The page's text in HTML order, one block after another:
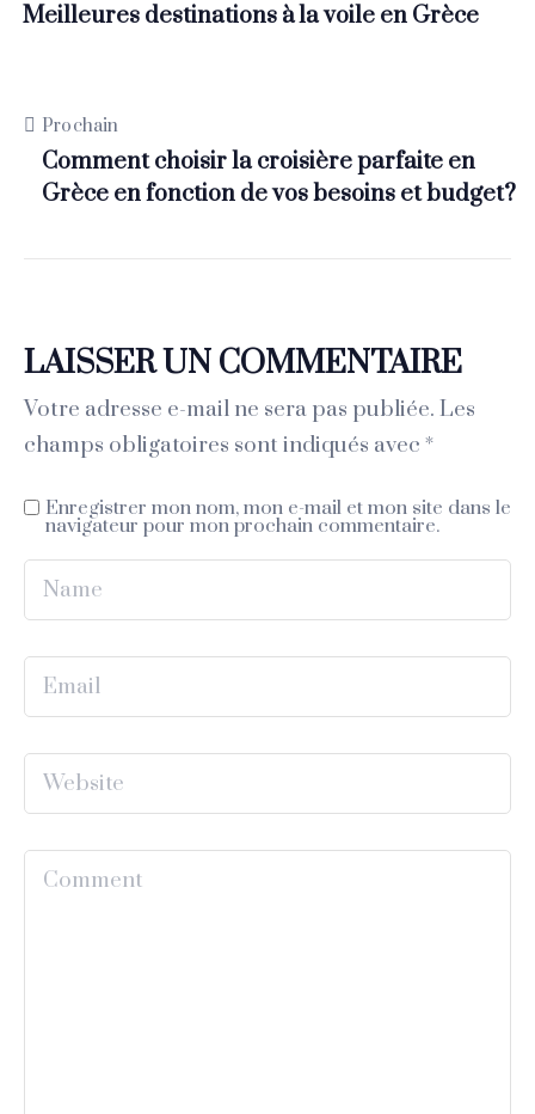
Meilleures destinations à la voile en Grèce
Prochain
Comment choisir la croisière parfaite en
Grèce en fonction de vos besoins et budget?
LAISSER UN COMMENTAIRE
Votre adresse e-mail ne sera pas publiée. Les
champs obligatoires sont indiqués avec *
Enregistrer mon nom, mon e-mail et mon site dans le
navigateur pour mon prochain commentaire.